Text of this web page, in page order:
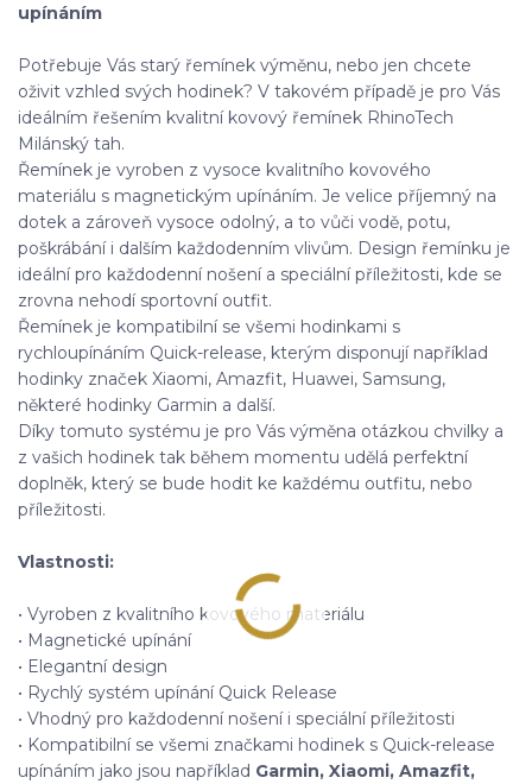
upínáním
Potřebuje Vás starý řemínek výměnu, nebo jen chcete
oživit vzhled svých hodinek? V takovém případě je pro Vás
ideálním řešením kvalitní kovový řemínek RhinoTech
Milánský tah.
Řemínek je vyroben z vysoce kvalitního kovového
materiálu s magnetickým upínáním. Je velice příjemný na
dotek a zároveň vysoce odolný, a to vůči vodě, potu,
poškrábání i dalším každodenním vlivům. Design řemínku je
ideální pro každodenní nošení a speciální příležitosti, kde se
zrovna nehodí sportovní outfit.
Řemínek je kompatibilní se všemi hodinkami s
rychloupínáním Quick-release, kterým disponují například
hodinky značek Xiaomi, Amazfit, Huawei, Samsung,
některé hodinky Garmin a další.
Díky tomuto systému je pro Vás výměna otázkou chvilky a
z vašich hodinek tak během momentu udělá perfektní
doplněk, který se bude hodit ke každému outfitu, nebo
příležitosti.
Vlastnosti:
• Vyroben z kvalitního kovového materiálu
• Magnetické upínání
• Elegantní design
• Rychlý systém upínání Quick Release
• Vhodný pro každodenní nošení i speciální příležitosti
• Kompatibilní se všemi značkami hodinek s Quick-release
upínáním jako jsou například Garmin, Xiaomi, Amazfit,